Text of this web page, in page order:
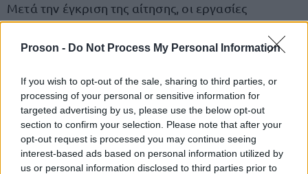
Proson - Do Not Process My Personal Information
If you wish to opt-out of the sale, sharing to third parties, or
processing of your personal or sensitive information for
targeted advertising by us, please use the below opt-out
section to confirm your selection. Please note that after your
opt-out request is processed you may continue seeing
interest-based ads based on personal information utilized by
us or personal information disclosed to third parties prior to
Μετά την έγκριση της αίτησης, οι εργασίες
σύνδεσης θα πρέπει να ολοκληρωθούν εντός10
μηνών.
Με σειρά προτεραιότητας οι αιτήσεις
Η αξιολόγηση των αιτήσεων θα πραγματοποιείται
με σειρά προτεραιότητας, γεγονός που σημαίνει ότι
όσοι καταθέσουν έγκαιρα και σωστά τον φάκελό